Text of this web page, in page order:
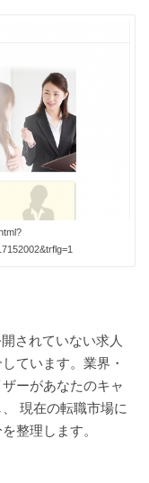
されていない求人
ています。業界・
ーがあなたのキャ
現在の転職市場に
整理します。